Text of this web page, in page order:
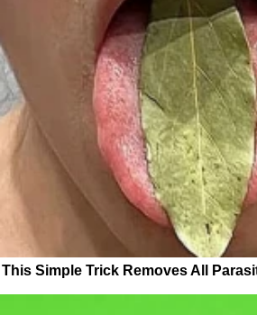
This Simple Trick Removes All